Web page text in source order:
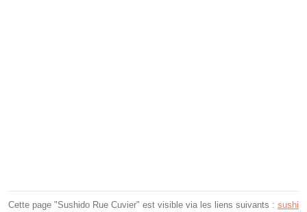
Cette page "Sushido Rue Cuvier" est visible via les liens suivants : sushi